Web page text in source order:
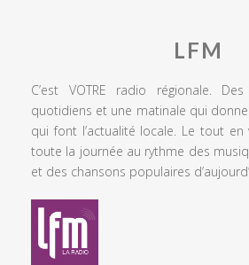
LFM
C’est VOTRE radio régionale.
quotidiens et une matinale qui
qui font l’actualité locale. Le tout en
toute la journée au rythme des
et des chansons populaires